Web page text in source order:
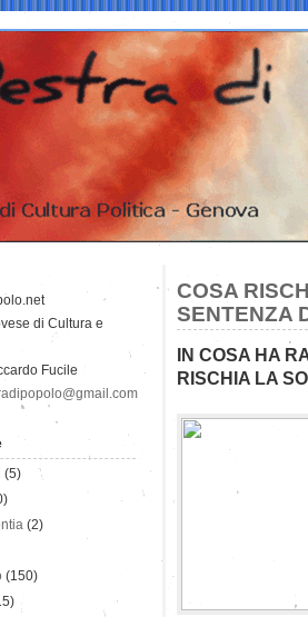
COSA
SENTENZA
IN COSA HA
RISCHIA LA
di Cultura e
Fucile
(5)
(2)
(150)